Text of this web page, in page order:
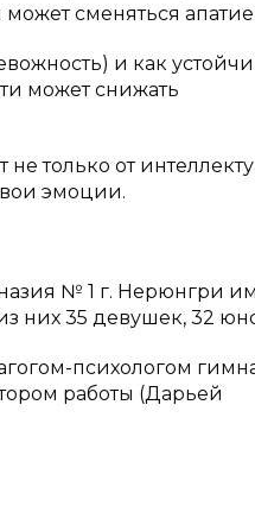
сменяться
и как
может снижать
только от
эмоции.
№ 1 г. Нерюнгри
из них 35 девушек, 32
психологом
работы (Дарьей